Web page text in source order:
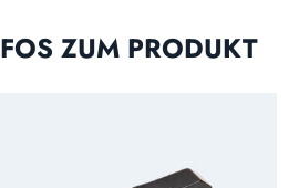
ZUM PRODUKT